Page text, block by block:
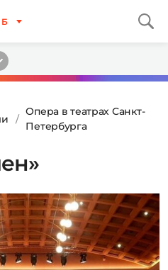
Опера в театрах Санкт-
Петербурга